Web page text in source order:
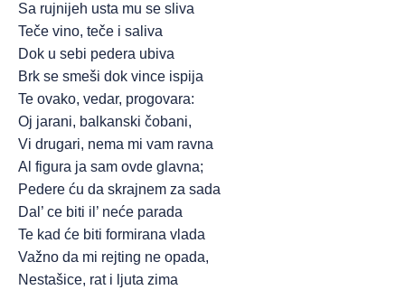
Sa rujnijeh usta mu se sliva
Teče vino, teče i saliva
Dok u sebi pedera ubiva
Brk se smeši dok vince ispija
Te ovako, vedar, progovara:
Oj jarani, balkanski čobani,
Vi drugari, nema mi vam ravna
Al figura ja sam ovde glavna;
Pedere ću da skrajnem za sada
Dal’ ce biti il’ neće parada
Te kad će biti formirana vlada
Važno da mi rejting ne opada,
Nestašice, rat i ljuta zima